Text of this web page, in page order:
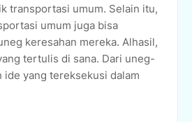
transportasi umum. Selain itu,
umum juga bisa
keresahan mereka. Alhasil,
tertulis di sana. Dari uneg-
ide yang tereksekusi dalam